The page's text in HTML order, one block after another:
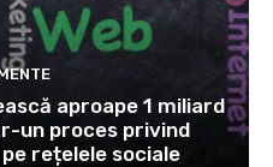
aproape 1 miliard
un proces privind
rețelele sociale